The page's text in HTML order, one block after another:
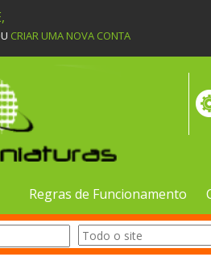
CRIAR UMA NOVA CONTA
Regras de Funcionamento